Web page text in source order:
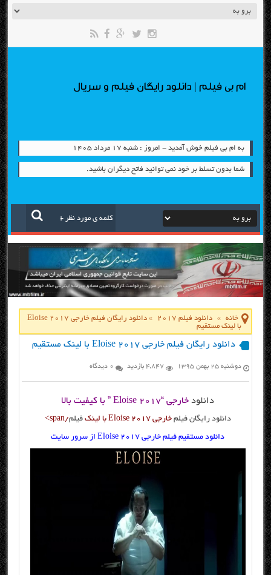
ام بی فیلم | دانلود رایگان فیلم و سریال
به ام بی فیلم خوش آمدید - امروز : شنبه ۱۷ مرداد ۱۴۰۵
شما بدون تسلط بر خود نمی توانید فاتح دیگران باشید.
خانه » دانلود فیلم 2017 »
دانلود رایگان فیلم خارجی Eloise 2017
با لینک مستقیم
دانلود رایگان فیلم خارجی Eloise 2017 با لینک مستقیم
دوشنبه ۲۵ بهمن ۱۳۹۵ 4,847 بازدید 0 دیدگاه
دانلودخارجی “Eloise 2017 ” با کیفیت بالا
دانلود رایگان فیلم خارجی Eloise 2017 با لینک فیلم/span>
دانلود مستقیم فیلم خارجی Eloise 2017 از سرور سایت